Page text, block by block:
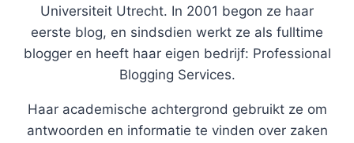
Universiteit Utrecht. In 2001 begon ze haar
eerste blog, en sindsdien werkt ze als fulltime
blogger en heeft haar eigen bedrijf: Professional
Blogging Services.
Haar academische achtergrond gebruikt ze om
antwoorden en informatie te vinden over zaken